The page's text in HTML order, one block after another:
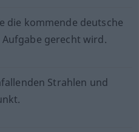
die kommende deutsche
gerecht wird.
Strahlen und